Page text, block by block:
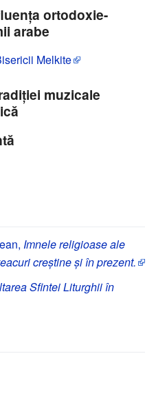
ortodoxie-
arabe
Melkite
muzicale
Imnele religioase ale
creștine și în prezent.
Sfintei Liturghii în